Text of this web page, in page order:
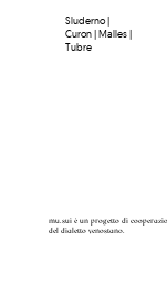
Sluderno |
Curon | Malles |
Tubre
mu.sui è un progetto di
del dialetto venostano.